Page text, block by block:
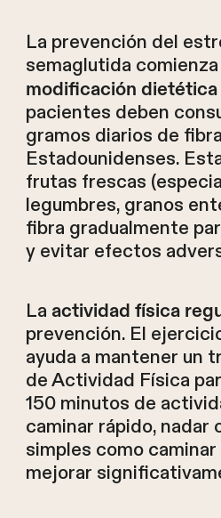
La prevención del
semaglutida
modificación dietética
pacientes deben
gramos diarios de
Estadounidenses.
frutas frescas
legumbres, granos
fibra gradualmente
y evitar efectos
La actividad física
prevención. El
ayuda a mantener un
de Actividad Física
150 minutos de
caminar rápido, nadar
simples como
mejorar